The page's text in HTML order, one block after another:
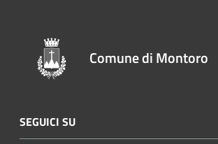
Comune di Montoro
SEGUICI SU